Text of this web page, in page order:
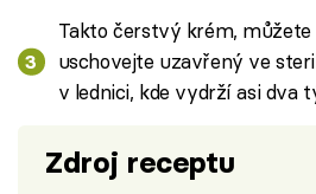
Takto čerstvý krém,
uschovejte uzavřený ve
v lednici, kde vydrží asi dva
Zdroj receptu